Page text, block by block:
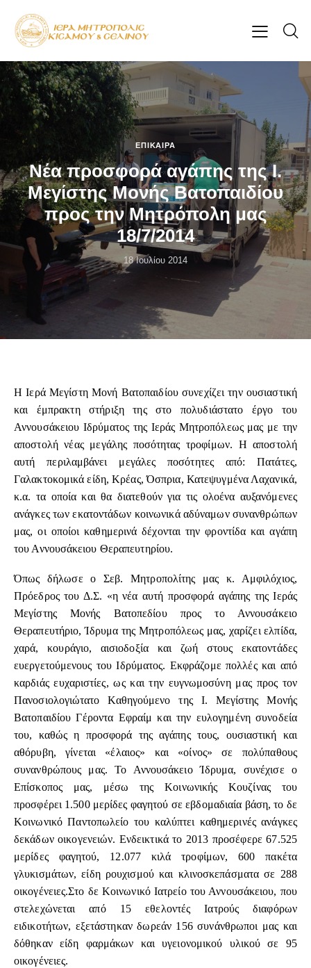
ΕΠΊΚΑΙΡΑ
Νέα προσφορά αγάπης της Ι.
Μεγίστης Μονής Βατοπαιδίου
προς την Μητρόπολη μας
18/7/2014
18 Ιουλίου 2014
Η Ιερά Μεγίστη Μονή Βατοπαιδίου συνεχίζει την ουσιαστική
και έμπρακτη στήριξη της στο πολυδιάστατο έργο του
Αννουσάκειου Ιδρύματος της Ιεράς Μητροπόλεως μας με την
αποστολή νέας μεγάλης ποσότητας τροφίμων. Η αποστολή
αυτή περιλαμβάνει μεγάλες ποσότητες από: Πατάτες,
Γαλακτοκομικά είδη, Κρέας, Όσπρια, Κατεψυγμένα Λαχανικά,
κ.α. τα οποία και θα διατεθούν για τις ολοένα αυξανόμενες
ανάγκες των εκατοντάδων κοινωνικά αδύναμων συνανθρώπων
μας, οι οποίοι καθημερινά δέχονται την φροντίδα και αγάπη
του Αννουσάκειου Θεραπευτηρίου.
Όπως δήλωσε ο Σεβ. Μητροπολίτης μας κ. Αμφιλόχιος,
Πρόεδρος του Δ.Σ. «η νέα αυτή προσφορά αγάπης της Ιεράς
Μεγίστης Μονής Βατοπεδίου προς το Αννουσάκειο
Θεραπευτήριο, Ίδρυμα της Μητροπόλεως μας, χαρίζει ελπίδα,
χαρά, κουράγιο, αισιοδοξία και ζωή στους εκατοντάδες
ευεργετούμενους του Ιδρύματος. Εκφράζομε πολλές και από
καρδιάς ευχαριστίες, ως και την ευγνωμοσύνη μας προς τον
Πανοσιολογιώτατο Καθηγούμενο της Ι. Μεγίστης Μονής
Βατοπαιδίου Γέροντα Εφραίμ και την ευλογημένη συνοδεία
του, καθώς η προσφορά της αγάπης τους, ουσιαστική και
αθόρυβη, γίνεται «έλαιος» και «οίνος» σε πολύπαθους
συνανθρώπους μας. Το Αννουσάκειο Ίδρυμα, συνέχισε ο
Επίσκοπος μας, μέσω της Κοινωνικής Κουζίνας του
προσφέρει 1.500 μερίδες φαγητού σε εβδομαδιαία βάση, το δε
Κοινωνικό Παντοπωλείο του καλύπτει καθημερινές ανάγκες
δεκάδων οικογενειών. Ενδεικτικά το 2013 προσέφερε 67.525
μερίδες φαγητού, 12.077 κιλά τροφίμων, 600 πακέτα
γλυκισμάτων, είδη ρουχισμού και κλινοσκεπάσματα σε 288
οικογένειες.Στο δε Κοινωνικό Ιατρείο του Αννουσάκειου, που
στελεχώνεται από 15 εθελοντές Ιατρούς διαφόρων
ειδικοτήτων, εξετάστηκαν δωρεάν 156 συνάνθρωποι μας και
δόθηκαν είδη φαρμάκων και υγειονομικού υλικού σε 95
οικογένειες.